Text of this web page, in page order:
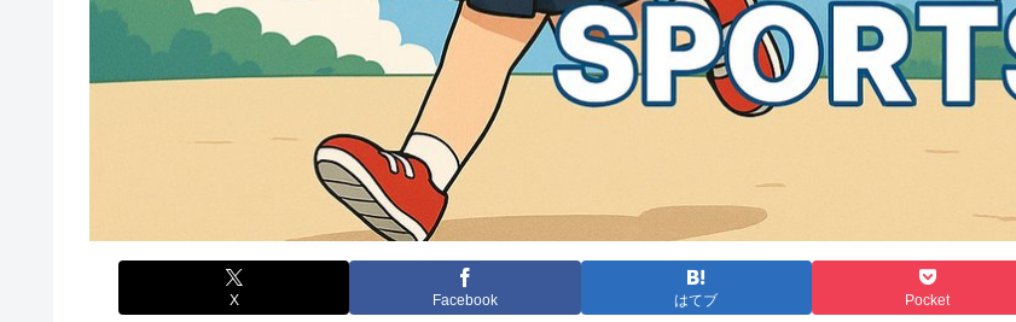
X Facebook はてブ Pocket